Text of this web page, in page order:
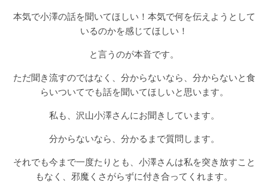
本気で小澤の話を聞いてほしい！本気で何を伝えようとして
いるのかを感じてほしい！
と言うのが本音です。
ただ聞き流すのではなく、分からないなら、分からないと食
らいついてでも話を聞いてほしいと思います。
私も、沢山小澤さんにお聞きしています。
分からないなら、分かるまで質問します。
それでも今まで一度たりとも、小澤さんは私を突き放すこと
もなく、邪魔くさがらずに付き合ってくれます。